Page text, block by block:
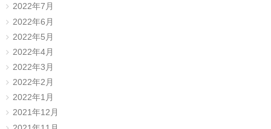
2022年7月
2022年6月
2022年5月
2022年4月
2022年3月
2022年2月
2022年1月
2021年12月